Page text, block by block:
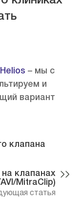
Helios – мы с
и
вариант
клапана
на клапанах
MitraClip)
статья